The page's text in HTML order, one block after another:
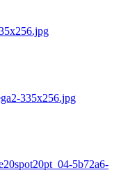
335x256.jpg
5b72a6-